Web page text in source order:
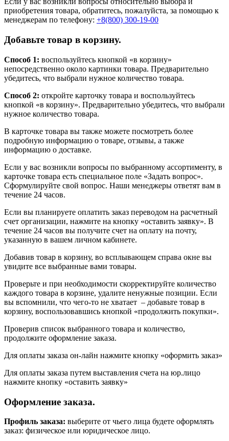
приобретения товара, обратитесь, пожалуйста, за помощью к
менеджерам по телефону: +8(800) 300-19-00
Добавьте товар в корзину.
Способ 1: воспользуйтесь кнопкой «в корзину»
непосредственно около картинки товара. Предварительно
убедитесь, что выбрали нужное количество товара.
Способ 2: откройте карточку товара и воспользуйтесь
кнопкой «в корзину». Предварительно убедитесь, что выбрали
нужное количество товара.
В карточке товара вы также можете посмотреть более
подробную информацию о товаре, отзывы, а также
информацию о доставке.
Если у вас возникли вопросы по выбранному ассортименту, в
карточке товара есть специальное поле «Задать вопрос».
Сформулируйте свой вопрос. Наши менеджеры ответят вам в
течение 24 часов.
Если вы планируете оплатить заказ переводом на расчетный
счет организации, нажмите на кнопку «оставить заявку». В
течение 24 часов вы получите счет на оплату на почту,
указанную в вашем личном кабинете.
Добавив товар в корзину, во всплывающем справа окне вы
увидите все выбранные вами товары.
Проверьте и при необходимости скорректируйте количество
каждого товара в корзине, удалите ненужные позиции. Если
вы вспомнили, что чего-то не хватает – добавьте товар в
корзину, воспользовавшись кнопкой «продолжить покупки».
Проверив список выбранного товара и количество,
продолжите оформление заказа.
Для оплаты заказа он-лайн нажмите кнопку «оформить заказ»
Для оплаты заказа путем выставления счета на юр.лицо
нажмите кнопку «оставить заявку»
Оформление заказа.
Профиль заказа: выберите от чьего лица будете оформлять
заказ: физическое или юридическое лицо.